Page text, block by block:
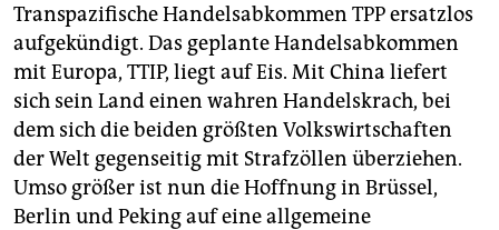
Transpazifische Handelsabkommen TPP ersatzlos
aufgekündigt. Das geplante Handelsabkommen
mit Europa, TTIP, liegt auf Eis. Mit China liefert
sich sein Land einen wahren Handelskrach, bei
dem sich die beiden größten Volkswirtschaften
der Welt gegenseitig mit Strafzöllen überziehen.
Umso größer ist nun die Hoffnung in Brüssel,
Berlin und Peking auf eine allgemeine